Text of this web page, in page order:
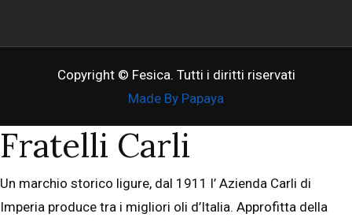
Copyright © Fesica. Tutti i diritti riservati
Made By Papaya
Fratelli Carli
Un marchio storico ligure, dal 1911 l’ Azienda Carli di
Imperia produce tra i migliori oli d’Italia. Approfitta della